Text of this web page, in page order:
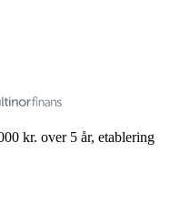
kr. over 5 år, etablering